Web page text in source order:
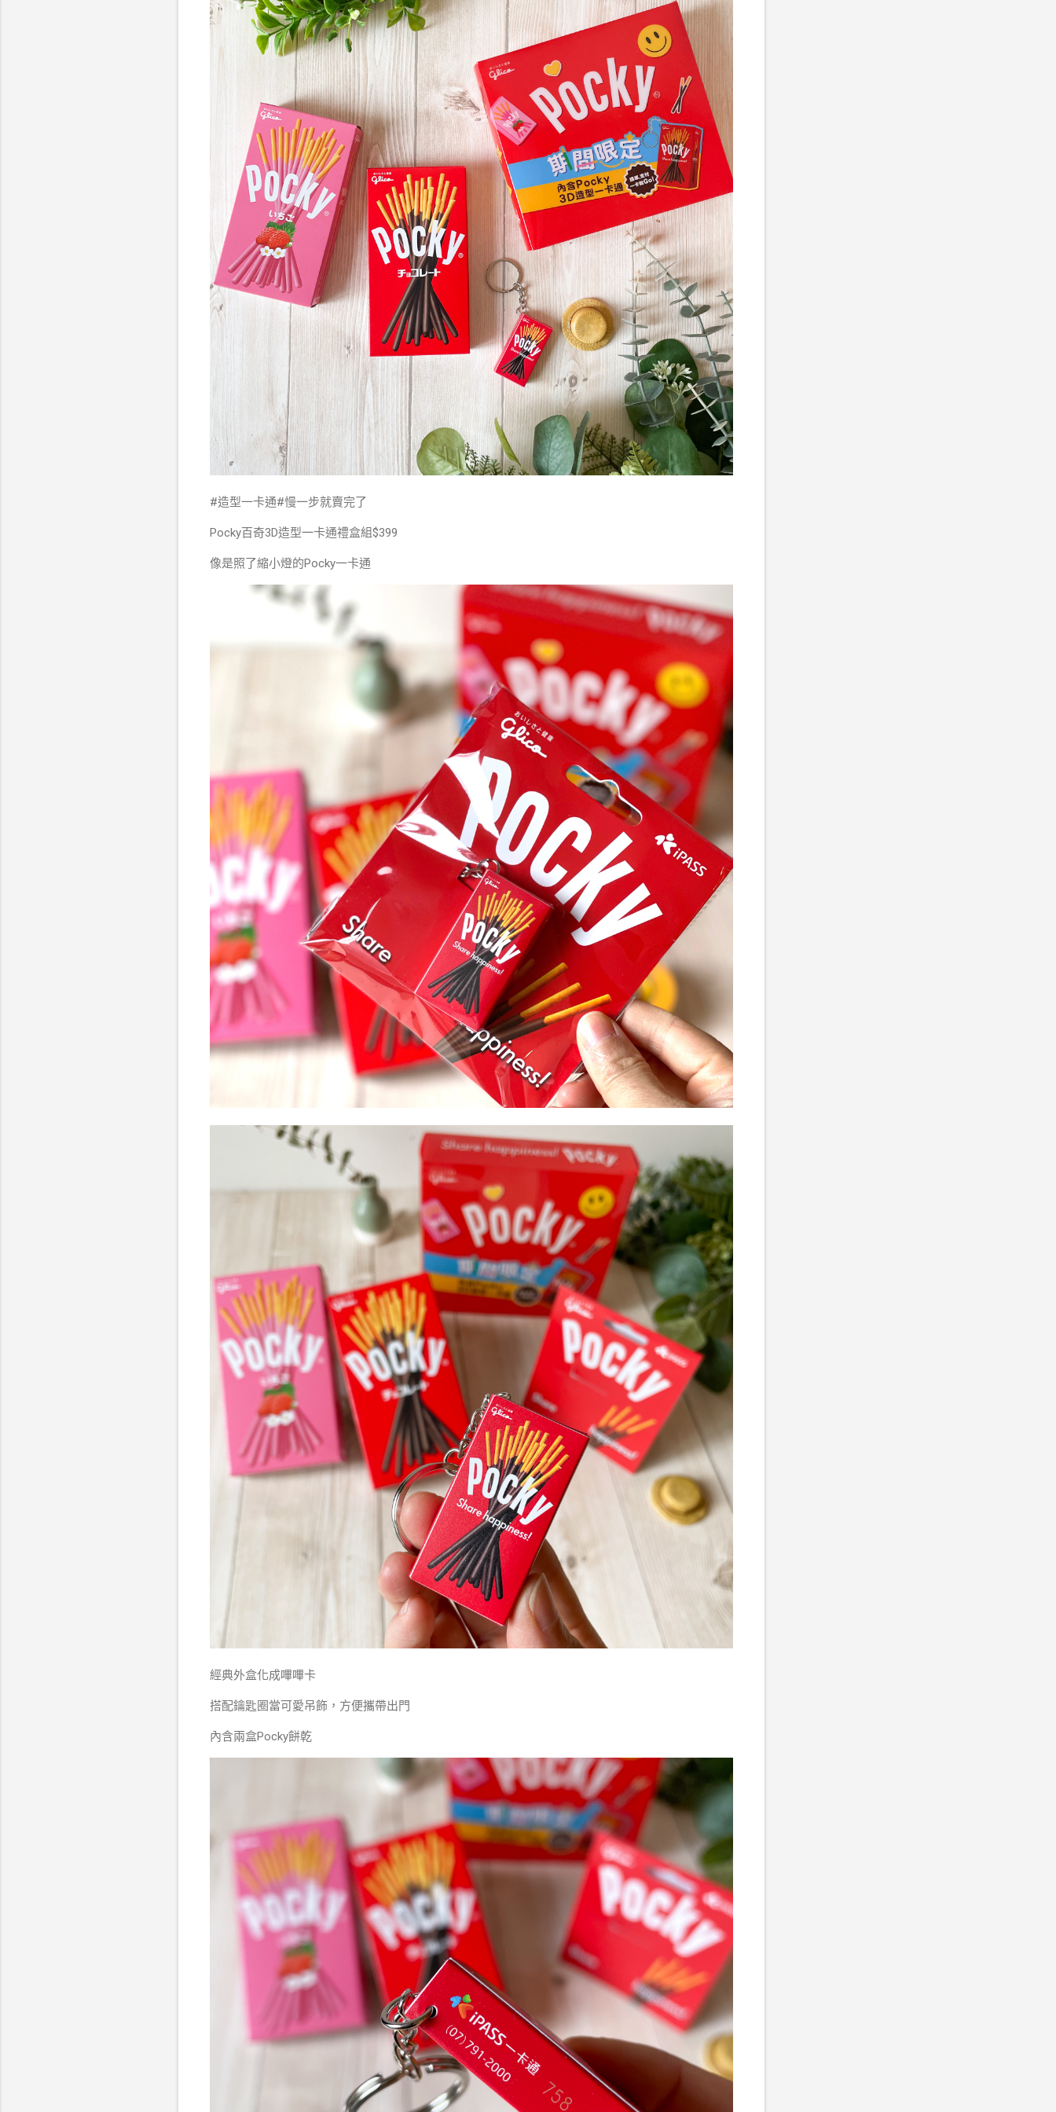
#造型一卡通#慢一步就賣完了
Pocky百奇3D造型一卡通禮盒組$399
像是照了縮小燈的Pocky一卡通
經典外盒化成嗶嗶卡
搭配鑰匙圈當可愛吊飾，方便攜帶出門
內含兩盒Pocky餅乾